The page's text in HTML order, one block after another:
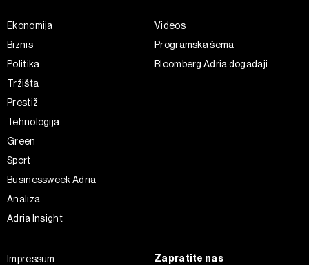
Ekonomija
Biznis
Politika
Tržišta
Prestiž
Tehnologija
Green
Sport
Businessweek Adria
Analiza
Adria Insight
Videos
Programska šema
Bloomberg Adria događaji
Impressum
Zapratite nas